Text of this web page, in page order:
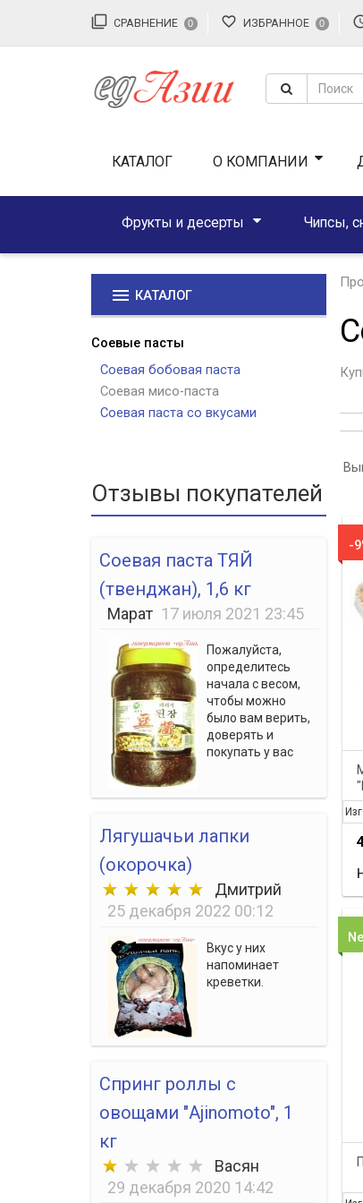
filter_none СРАВНЕНИЕ 0 favorite_border ИЗБРАННОЕ 0
КАТАЛОГ О КОМПАНИИ
Фрукты и десерты Чипсы,
menu КАТАЛОГ
Соевые пасты
Соевая бобовая паста
Соевая мисо-паста
Соевая паста со вкусами
Отзывы покупателей
Соевая паста ТЯЙ
(твенджан), 1,6 кг
Марат 17 июля 2021 23:45
Пожалуйста,
определитесь
начала с весом,
чтобы можно
было вам верить,
доверять и
покупать у вас
Лягушачьи лапки
(окорочка)
Дмитрий
25 декабря 2022 00:12
Вкус у них
напоминает
креветки.
Спринг роллы с
овощами "Ajinomoto", 1
кг
Васян
29 декабря 2020 14:42
-